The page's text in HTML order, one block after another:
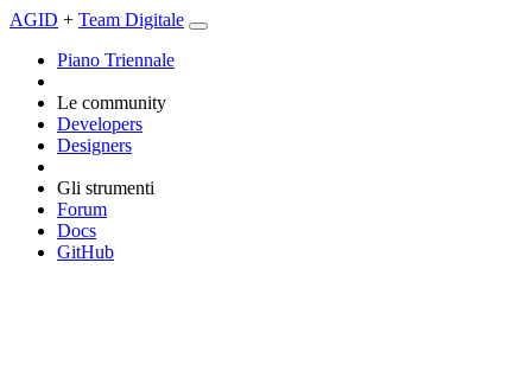
AGID + Team Digitale
Piano Triennale
Le community
Developers
Designers
Gli strumenti
Forum
Docs
GitHub